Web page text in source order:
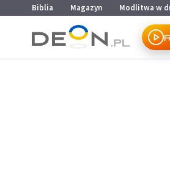
Przejdź do menu głównego
Przejdź do treści
Biblia Magazyn Modlitwa w